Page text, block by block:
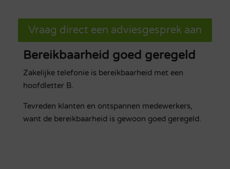
Vraag direct een adviesgesprek aan
Bereikbaarheid goed geregeld
Zakelijke telefonie is bereikbaarheid met een
hoofdletter B.
Tevreden klanten en ontspannen medewerkers,
want de bereikbaarheid is gewoon goed geregeld.